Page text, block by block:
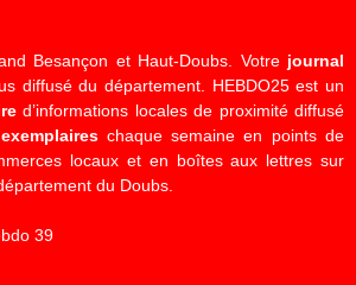
Besançon et Haut-Doubs. Votre journal
diffusé du département. HEBDO25 est un
d’informations locales de proximité diffusé
chaque semaine en points de
locaux et en boîtes aux lettres sur
du Doubs.
39